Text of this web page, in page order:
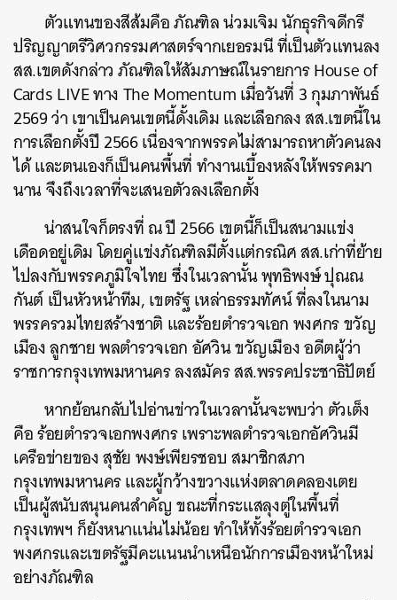
ตัวแทนของสีส้มคือ ภัณฑิล น่วมเจิม นักธุรกิจดีกรี
ปริญญาตรีวิศวกรรมศาสตร์จากเยอรมนี ที่เป็นตัวแทนลง
สส.เขตดังกล่าว ภัณฑิลให้สัมภาษณ์ในรายการ House of
Cards LIVE ทาง The Momentum เมื่อวันที่ 3 กุมภาพันธ์
2569 ว่า เขาเป็นคนเขตนี้ดั้งเดิม และเลือกลง สส.เขตนี้ใน
การเลือกตั้งปี 2566 เนื่องจากพรรคไม่สามารถหาตัวคนลง
ได้ และตนเองก็เป็นคนพื้นที่ ทำงานเบื้องหลังให้พรรคมา
นาน จึงถึงเวลาที่จะเสนอตัวลงเลือกตั้ง
น่าสนใจก็ตรงที่ ณ ปี 2566 เขตนี้ก็เป็นสนามแข่ง
เดือดอยู่เดิม โดยคู่แข่งภัณฑิลมีตั้งแต่กรณิศ สส.เก่าที่ย้าย
ไปลงกับพรรคภูมิใจไทย ซึ่งในเวลานั้น พุทธิพงษ์ ปุณณ
กันต์ เป็นหัวหน้าทีม, เขตรัฐ เหล่าธรรมทัศน์ ที่ลงในนาม
พรรครวมไทยสร้างชาติ และร้อยตำรวจเอก พงศกร ขวัญ
เมือง ลูกชาย พลตำรวจเอก อัศวิน ขวัญเมือง อดีตผู้ว่า
ราชการกรุงเทพมหานคร ลงสมัคร สส.พรรคประชาธิปัตย์
หากย้อนกลับไปอ่านข่าวในเวลานั้นจะพบว่า ตัวเต็ง
คือ ร้อยตำรวจเอกพงศกร เพราะพลตำรวจเอกอัศวินมี
เครือข่ายของ สุชัย พงษ์เพียรชอบ สมาชิกสภา
กรุงเทพมหานคร และผู้กว้างขวางแห่งตลาดคลองเตย
เป็นผู้สนับสนุนคนสำคัญ ขณะที่กระแสลุงตู่ในพื้นที่
กรุงเทพฯ ก็ยังหนาแน่นไม่น้อย ทำให้ทั้งร้อยตำรวจเอก
พงศกรและเขตรัฐมีคะแนนนำเหนือนักการเมืองหน้าใหม่
อย่างภัณฑิล